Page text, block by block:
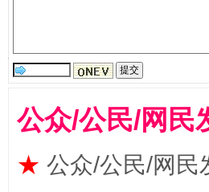
漫山遍野的桃花与雪山、麦地、
公众/公民/网民
★ 公众/公民/网民